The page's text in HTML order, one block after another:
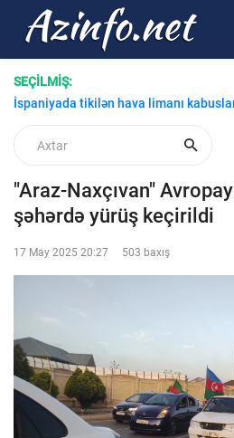
SEÇİLMİŞ:
Çində Beynəlxalq Avtomobil
"Araz-Naxçıvan"
şəhərdə yürüş keçirildi
17 May 2025 20:27 503 baxış